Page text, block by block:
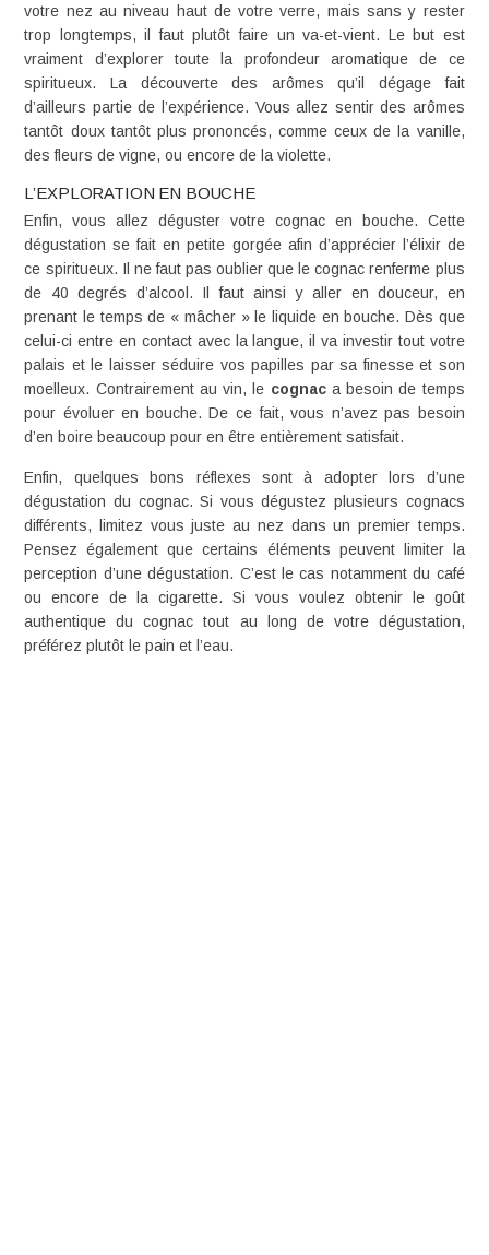
votre nez au niveau haut de votre verre, mais sans y rester
trop longtemps, il faut plutôt faire un va-et-vient. Le but est
vraiment d’explorer toute la profondeur aromatique de ce
spiritueux. La découverte des arômes qu’il dégage fait
d’ailleurs partie de l’expérience. Vous allez sentir des arômes
tantôt doux tantôt plus prononcés, comme ceux de la vanille,
des fleurs de vigne, ou encore de la violette.
L’EXPLORATION EN BOUCHE
Enfin, vous allez déguster votre cognac en bouche. Cette
dégustation se fait en petite gorgée afin d’apprécier l’élixir de
ce spiritueux. Il ne faut pas oublier que le cognac renferme plus
de 40 degrés d’alcool. Il faut ainsi y aller en douceur, en
prenant le temps de « mâcher » le liquide en bouche. Dès que
celui-ci entre en contact avec la langue, il va investir tout votre
palais et le laisser séduire vos papilles par sa finesse et son
moelleux. Contrairement au vin, le cognaca besoin de temps
pour évoluer en bouche. De ce fait, vous n’avez pas besoin
d’en boire beaucoup pour en être entièrement satisfait.
Enfin, quelques bons réflexes sont à adopter lors d’une
dégustation du cognac. Si vous dégustez plusieurs cognacs
différents, limitez vous juste au nez dans un premier temps.
Pensez également que certains éléments peuvent limiter la
perception d’une dégustation. C’est le cas notamment du café
ou encore de la cigarette. Si vous voulez obtenir le goût
authentique du cognac tout au long de votre dégustation,
préférez plutôt le pain et l’eau.